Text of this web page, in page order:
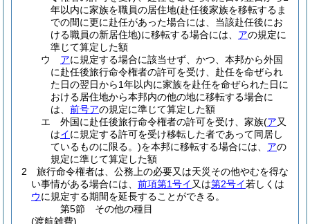
年以内に家族を職員の居住地(赴任後家族を移転するま
での間に更に赴任があった場合には、当該赴任後にお
ける職員の新居住地)に移転する場合には、 アの規定に
準じて算定した額
ウ
アに規定する場合に該当せず、かつ、本邦から外国
に赴任後旅行命令権者の許可を受け、赴任を命ぜられ
た日の翌日から1年以内に家族を赴任を命ぜられた日に
おける居住地から本邦内の他の地に移転する場合に
は、 前号アの規定に準じて算定した額
エ
外国に赴任後旅行命令権者の許可を受け、家族(ア又
はイに規定する許可を受け移転した者であって同居し
ているものに限る。)を本邦に移転する場合には、 アの
規定に準じて算定した額
2
旅行命令権者は、公務上の必要又は天災その他やむを得な
い事情がある場合には、 前項第1号イ 又は第2号イ若しくは
ウに規定する期間を延長することができる。
第5節
その他の種目
(渡航雑費)